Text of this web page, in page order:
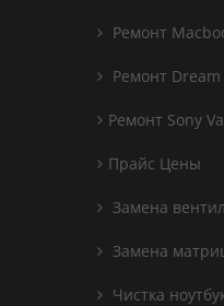
Ремонт
Ремонт
Ремонт Sony
Прайс Цены
Замена
Замена
Чистка